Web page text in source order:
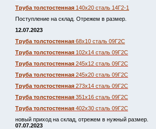
Труба толстостенная 140х20 сталь 14Г2-1
Поступление на склад. Отрежем в размер.
12.07.2023
Труба толстостенная 68х10 сталь 09Г2С
Труба толстостенная 102х14 сталь 09Г2С
Труба толстостенная 245х12 сталь 09Г2С
Труба толстостенная 245х20 сталь 09Г2С
Труба толстостенная 273х14 сталь 09Г2С
Труба толстостенная 351х16 сталь 09Г2С
Труба толстостенная 402х30 сталь 09Г2С
новый приход на склад, отрежем в нужный размер.
07.07.2023